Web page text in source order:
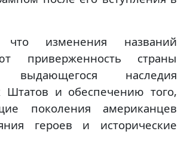
что изменения названий
приверженность страны
выдающегося наследия
Штатов и обеспечению того,
поколения американцев
героев и исторические